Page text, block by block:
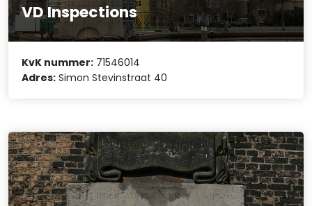
VD Inspections
KvK nummer: 71546014
Adres: Simon Stevinstraat 40